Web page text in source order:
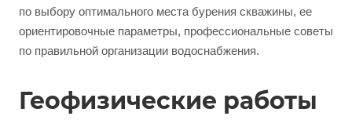
по выбору оптимального места бурения скважины, ее
ориентировочные параметры, профессиональные советы
по правильной организации водоснабжения.
Геофизические работы